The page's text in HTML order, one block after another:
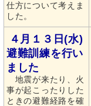
仕方について考えま
した。
４月１３日(水)
避難訓練を行い
ました
地震が来たり、火
事が起こったりした
ときの避難経路を確